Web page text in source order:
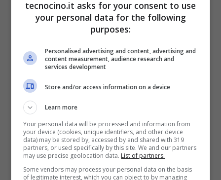
migliorare la sinergia tra ilwebe il popolo di
FB, sempre più numeroso, importante e
tecnocino.it asks for your consent to use
your personal data for the following
purposes:
Personalised advertising and content, advertising and
content measurement, audience research and
services development
Store and/or access information on a device
Learn more
Your personal data will be processed and information from
your device (cookies, unique identifiers, and other device
data) may be stored by, accessed by and shared with 319
partners, or used specifically by this site. We and our partners
may use precise geolocation data. List of partners.
Some vendors may process your personal data on the basis
of legitimate interest, which you can object to by managing